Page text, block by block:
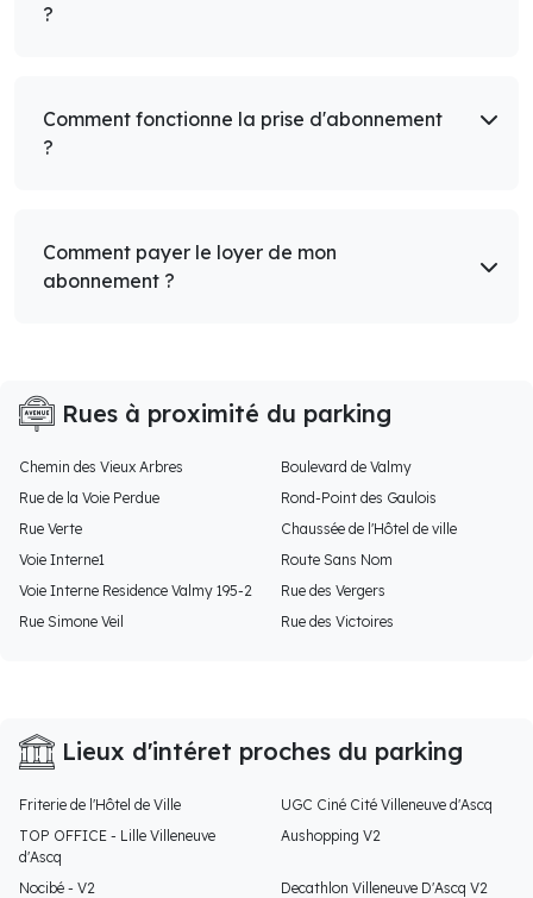
?
Comment fonctionne la prise d'abonnement
?
Comment payer le loyer de mon
abonnement ?
Rues à proximité du parking
Chemin des Vieux Arbres
Boulevard de Valmy
Rue de la Voie Perdue
Rond-Point des Gaulois
Rue Verte
Chaussée de l'Hôtel de ville
Voie Interne1
Route Sans Nom
Voie Interne Residence Valmy 195-2
Rue des Vergers
Rue Simone Veil
Rue des Victoires
Lieux d'intéret proches du parking
Friterie de l'Hôtel de Ville
UGC Ciné Cité Villeneuve d'Ascq
TOP OFFICE - Lille Villeneuve
d'Ascq
Aushopping V2
Nocibé - V2
Decathlon Villeneuve D'Ascq V2